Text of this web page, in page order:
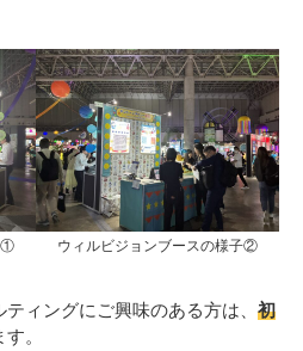
① ウィルビジョンブースの様子②
ィングにご興味のある方は、 初
。